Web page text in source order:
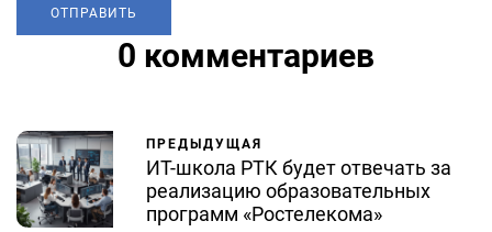
0 комментариев
ПРЕДЫДУЩАЯ
ИТ-школа РТК будет отвечать за
реализацию образовательных
программ «Ростелекома»